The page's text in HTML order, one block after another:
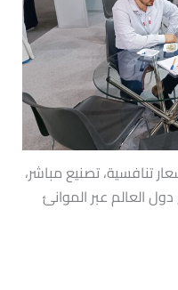
تنافسية، تصنيع مباشر،
العالم عبر الموانئ